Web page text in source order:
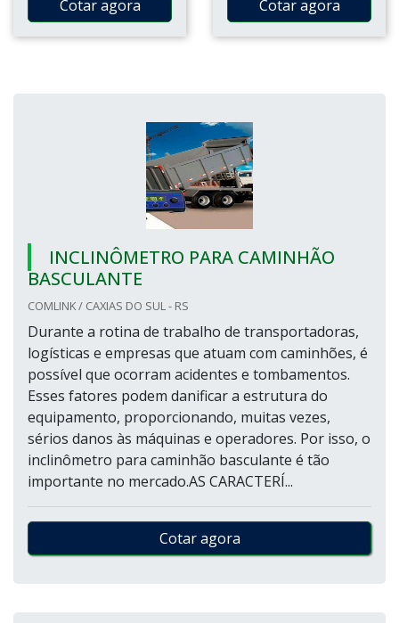
Cotar agora Cotar agora
INCLINÔMETRO PARA CAMINHÃO
BASCULANTE
COMLINK / CAXIAS DO SUL - RS
Durante a rotina de trabalho de transportadoras,
logísticas e empresas que atuam com caminhões, é
possível que ocorram acidentes e tombamentos.
Esses fatores podem danificar a estrutura do
equipamento, proporcionando, muitas vezes,
sérios danos às máquinas e operadores. Por isso, o
inclinômetro para caminhão basculante é tão
importante no mercado.AS CARACTERÍ...
Cotar agora